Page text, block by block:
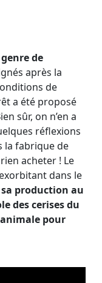
de
après la
de
a été proposé
sûr, on n’en a
réflexions
la fabrique de
acheter ! Le
dans le
sa production au
des cerises du
pour